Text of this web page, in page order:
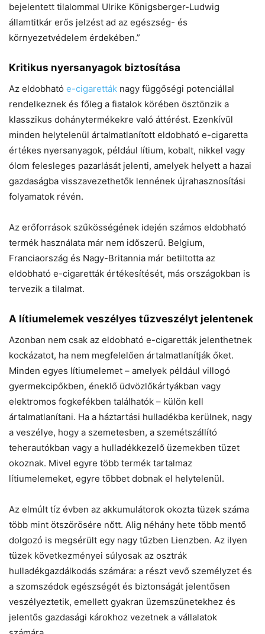
bejelentett tilalommal Ulrike Königsberger-Ludwig
államtitkár erős jelzést ad az egészség- és
környezetvédelem érdekében.”
Kritikus nyersanyagok biztosítása
Az eldobható e-cigaretták nagy függőségi potenciállal
rendelkeznek és főleg a fiatalok körében ösztönzik a
klasszikus dohánytermékekre való áttérést. Ezenkívül
minden helytelenül ártalmatlanított eldobható e-cigaretta
értékes nyersanyagok, például lítium, kobalt, nikkel vagy
ólom felesleges pazarlását jelenti, amelyek helyett a hazai
gazdaságba visszavezethetők lennének újrahasznosítási
folyamatok révén.
Az erőforrások szűkösségének idején számos eldobható
termék használata már nem időszerű. Belgium,
Franciaország és Nagy-Britannia már betiltotta az
eldobható e-cigaretták értékesítését, más országokban is
tervezik a tilalmat.
A lítiumelemek veszélyes tűzveszélyt jelentenek
Azonban nem csak az eldobható e-cigaretták jelenthetnek
kockázatot, ha nem megfelelően ártalmatlanítják őket.
Minden egyes lítiumelemet – amelyek például villogó
gyermekcipőkben, éneklő üdvözlőkártyákban vagy
elektromos fogkefékben találhatók – külön kell
ártalmatlanítani. Ha a háztartási hulladékba kerülnek, nagy
a veszélye, hogy a szemetesben, a szemétszállító
teherautókban vagy a hulladékkezelő üzemekben tüzet
okoznak. Mivel egyre több termék tartalmaz
lítiumelemeket, egyre többet dobnak el helytelenül.
Az elmúlt tíz évben az akkumulátorok okozta tüzek száma
több mint ötszörösére nőtt. Alig néhány hete több mentő
dolgozó is megsérült egy nagy tűzben Lienzben. Az ilyen
tüzek következményei súlyosak az osztrák
hulladékgazdálkodás számára: a részt vevő személyzet és
a szomszédok egészségét és biztonságát jelentősen
veszélyeztetik, emellett gyakran üzemszünetekhez és
jelentős gazdasági károkhoz vezetnek a vállalatok